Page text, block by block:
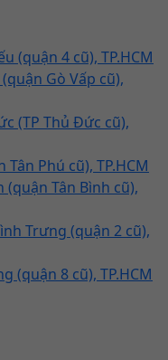
(quận 4 cũ), TP.HCM
Gò Vấp cũ),
(TP Thủ Đức cũ),
Phú cũ), TP.HCM
(quận Tân Bình cũ),
Trưng (quận 2 cũ),
(quận 8 cũ), TP.HCM